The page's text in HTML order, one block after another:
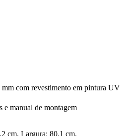
com revestimento em pintura UV
e manual de montagem
cm, Largura: 80,1 cm,